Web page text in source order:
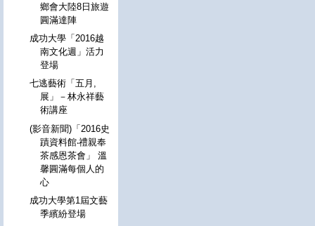
鄉會大陸8日旅遊
圓滿達陣
成功大學「2016越
南文化週」活力
登場
七逃藝術「五月,
展」－林永祥藝
術講座
(影音新聞)「2016史
蹟資料館‧禮親奉
茶感恩茶會」 溫
馨圓滿每個人的
心
成功大學第1屆文藝
季繽紛登場